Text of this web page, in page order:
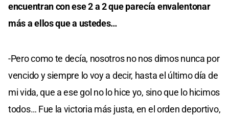
encuentran con ese 2 a 2 que parecía envalentonar
más a ellos que a ustedes…
-Pero como te decía, nosotros no nos dimos nunca por
vencido y siempre lo voy a decir, hasta el último día de
mi vida, que a ese gol no lo hice yo, sino que lo hicimos
todos… Fue la victoria más justa, en el orden deportivo,